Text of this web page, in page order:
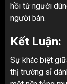
hồi từ người
người bán.
Kết Luận:
Sự khác biệt
thị trường sỉ